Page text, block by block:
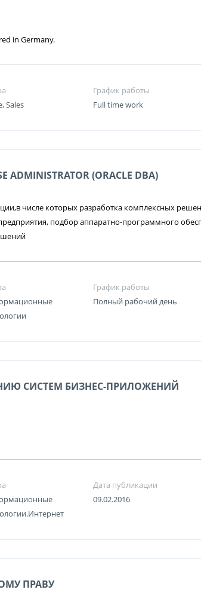
in Germany.
График работы
Sales Full time work
ADMINISTRATOR (ORACLE DBA)
числе которых разработка комплексных
подбор аппаратно-программного
График работы
Полный рабочий день
СИСТЕМ БИЗНЕС-ПРИЛОЖЕНИЙ
Дата публикации
09.02.2016
ПРАВУ